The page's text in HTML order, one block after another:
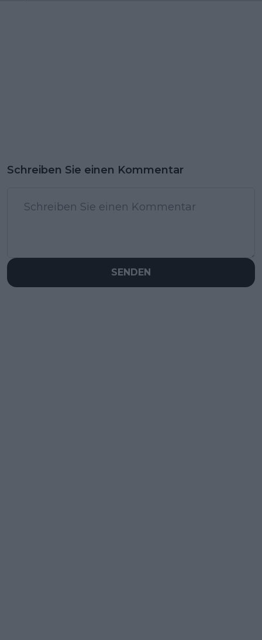
Schreiben Sie einen Kommentar
SENDEN